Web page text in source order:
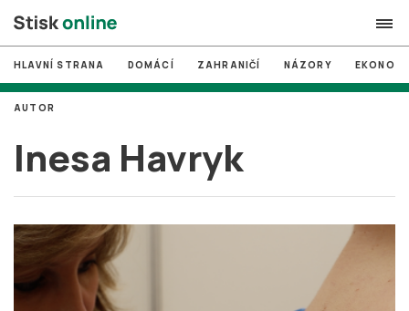
search
# MUNI
Brno
# volby
login PŘIHLÁSIT SE
Zapomněli jste heslo?
Založit nový účet
HLAVNÍ STRANA DOMÁCÍ ZAHRANIČÍ NÁZORY
Inesa Havryk
AUTOR